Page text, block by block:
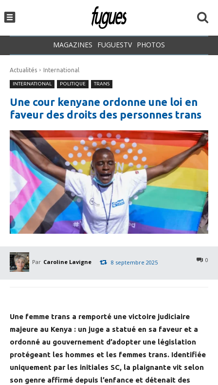
MAGAZINES FUGUESTV PHOTOS
Actualités International
INTERNATIONAL POLITIQUE TRANS
Une cour kenyane ordonne une loi en
faveur des droits des personnes trans
Par Caroline Lavigne 0
8 septembre 2025
Une femme trans a remporté une victoire judiciaire
majeure au Kenya : un juge a statué en sa faveur et a
ordonné au gouvernement d’adopter une législation
protégeant les hommes et les femmes trans. Identifiée
uniquement par les initiales SC, la plaignante vit selon
son genre affirmé depuis l’enfance et détenait des